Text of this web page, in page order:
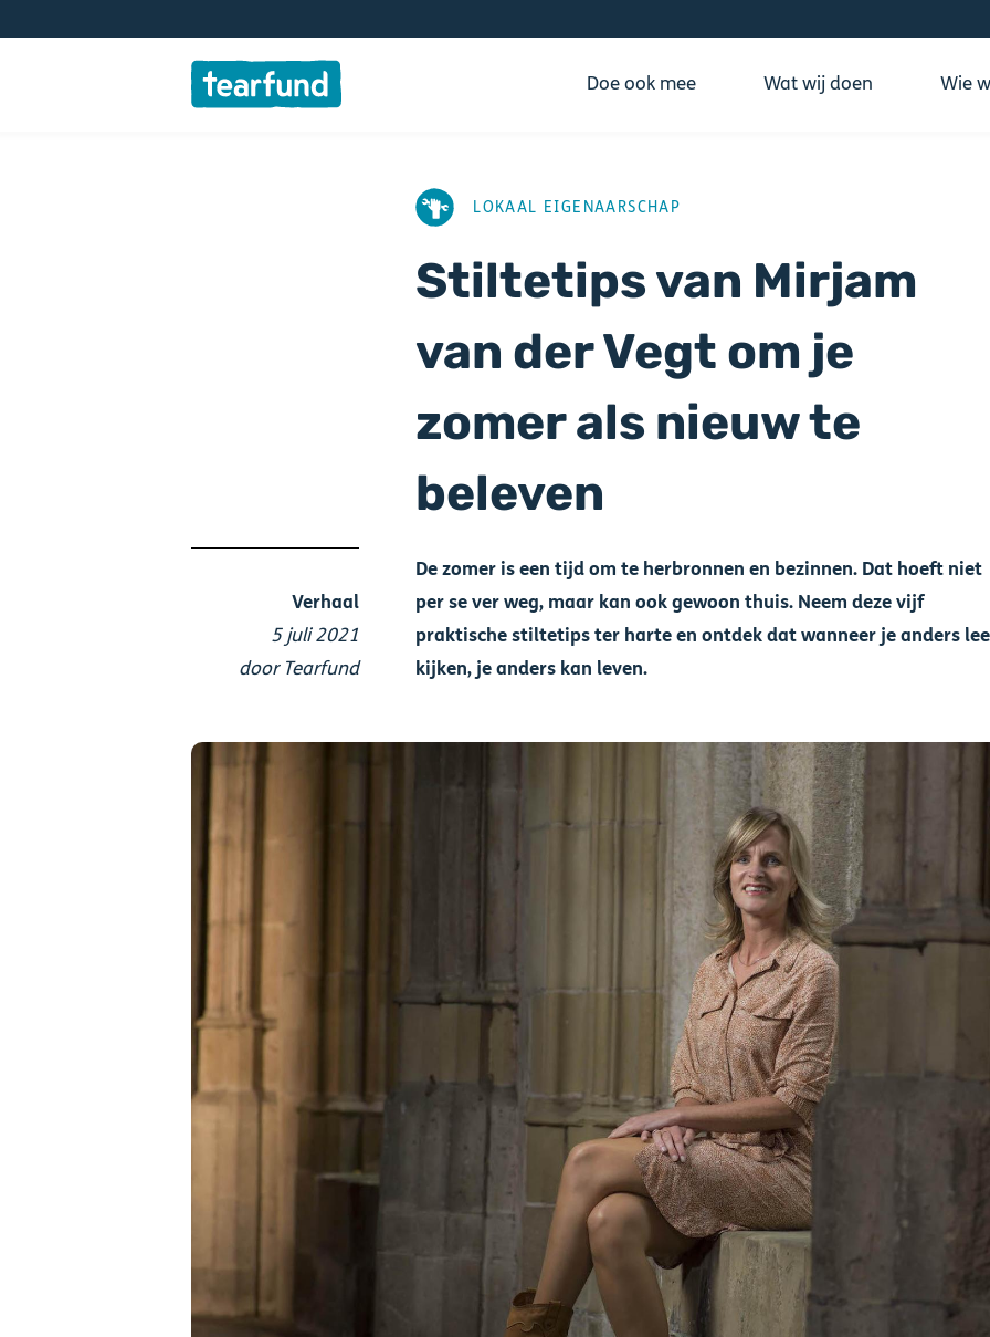
Doe ook mee Wat wij doen Wie
Verhaal
5 juli 2021
door Tearfund
AFBEELDINGLOKAAL EIGENAARSCHAP
Stiltetips van Mirjam
van der Vegt om je
zomer als nieuw te
beleven
De zomer is een tijd om te herbronnen en bezinnen. Dat hoeft niet
per se ver weg, maar kan ook gewoon thuis. Neem deze vijf
praktische stiltetips ter harte en ontdek dat wanneer je anders
kijken, je anders kan leven.
Afbeelding